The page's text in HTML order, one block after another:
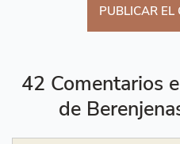
42 Comentarios
de